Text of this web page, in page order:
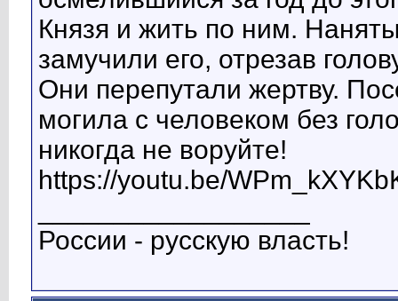
Князя и жить по ним.
замучили его, отрезав
Они перепутали жертву.
могила с человеком без
никогда не воруйте!
https://youtu.be/
России - русскую власть!